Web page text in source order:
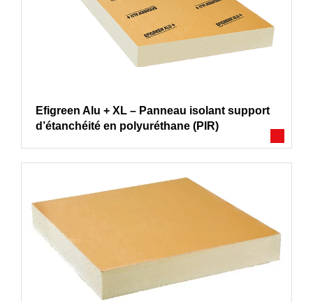
Efigreen Alu + XL – Panneau isolant support
d’étanchéité en polyuréthane (PIR)